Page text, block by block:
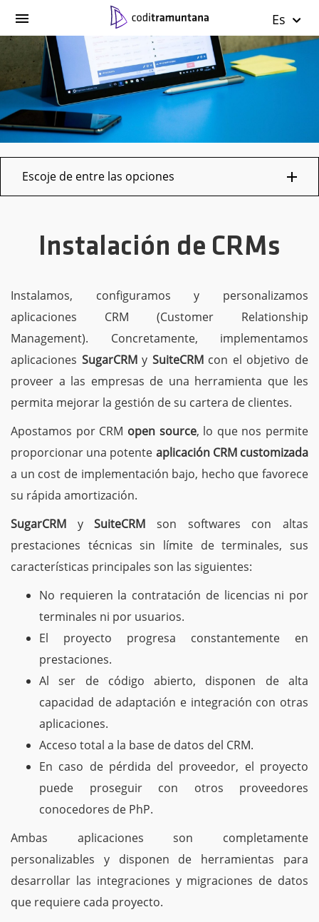
Es
Escoje de entre las opciones
Instalación de CRMs
Instalamos, configuramos y personalizamos
aplicaciones CRM (Customer Relationship
Management). Concretamente, implementamos
aplicaciones SugarCRMy SuiteCRMcon el objetivo de
proveer a las empresas de una herramienta que les
permita mejorar la gestión de su cartera de clientes.
Apostamos por CRM open source, lo que nos permite
proporcionar una potente aplicación CRM customizada
a un cost de implementación bajo, hecho que favorece
su rápida amortización.
SugarCRM ySuiteCRM son softwares con altas
prestaciones técnicas sin límite de terminales, sus
características principales son las siguientes:
No requieren la contratación de licencias ni por
terminales ni por usuarios.
El proyecto progresa constantemente en
prestaciones.
Al ser de código abierto, disponen de alta
capacidad de adaptación e integración con otras
aplicaciones.
Acceso total a la base de datos del CRM.
En caso de pérdida del proveedor, el proyecto
puede proseguir con otros proveedores
conocedores de PhP.
Ambas aplicaciones son completamente
personalizables y disponen de herramientas para
desarrollar las integraciones y migraciones de datos
que requiere cada proyecto.